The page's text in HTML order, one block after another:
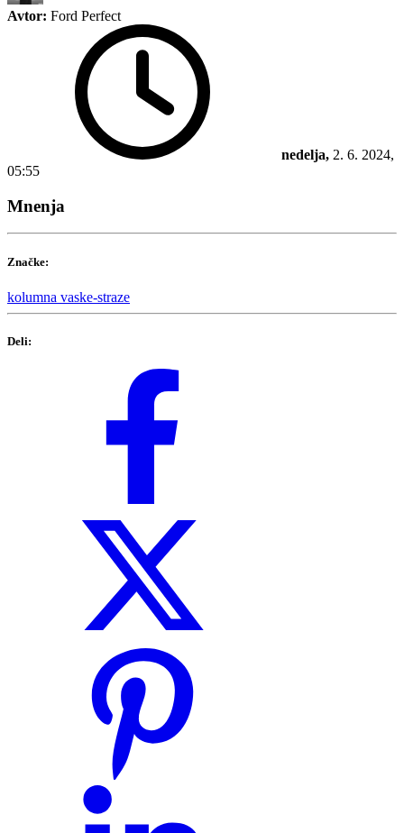
Avtor: Ford Perfect
nedelja, 2. 6. 2024,
05:55
Mnenja
Značke:
kolumna vaske-straze
Deli: